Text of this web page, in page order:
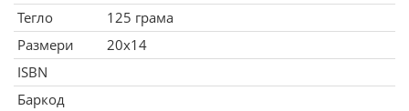
Тегло
125 грама
Размери
20x14
ISBN
Баркод